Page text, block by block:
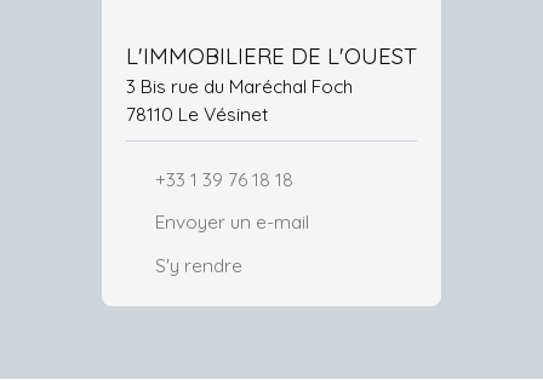
L'IMMOBILIERE DE L'OUEST
3 Bis rue du Maréchal Foch
78110 Le Vésinet
+33 1 39 76 18 18
Envoyer un e-mail
S'y rendre